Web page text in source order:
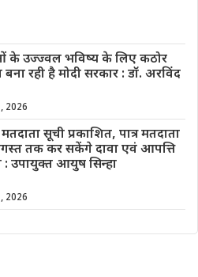
के उज्ज्वल भविष्य के लिए कठोर
रही है मोदी सरकार : डॉ. अरविंद
2026
मतदाता सूची प्रकाशित, पात्र मतदाता
तक कर सकेंगे दावा एवं आपत्ति
: उपायुक्त आयुष सिन्हा
2026